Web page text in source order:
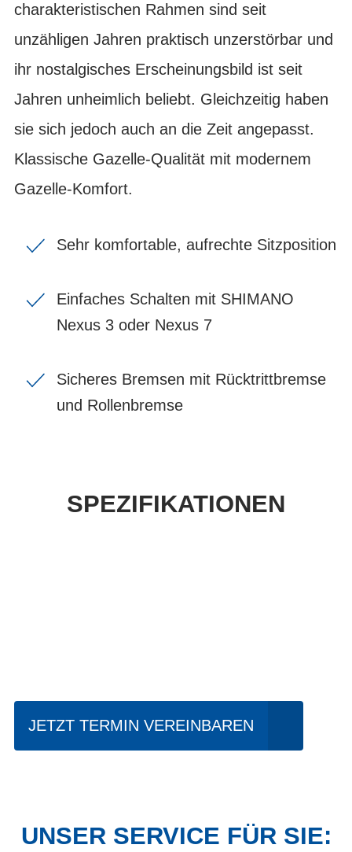
charakteristischen Rahmen sind seit
unzähligen Jahren praktisch unzerstörbar und
ihr nostalgisches Erscheinungsbild ist seit
Jahren unheimlich beliebt. Gleichzeitig haben
sie sich jedoch auch an die Zeit angepasst.
Klassische Gazelle-Qualität mit modernem
Gazelle-Komfort.
Sehr komfortable, aufrechte Sitzposition
Einfaches Schalten mit SHIMANO
Nexus 3 oder Nexus 7
Sicheres Bremsen mit Rücktrittbremse
und Rollenbremse
SPEZIFIKATIONEN
JETZT TERMIN VEREINBAREN
UNSER SERVICE FÜR SIE: